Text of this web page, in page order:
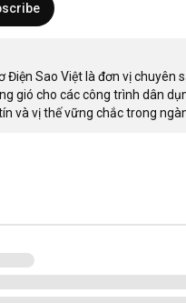
Điện Sao Việt là đơn vị
gió cho các công trình dân
và vị thế vững chắc trong